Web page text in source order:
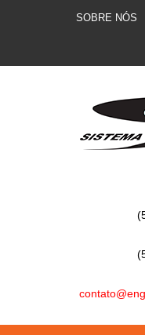
SOBRE NÓS